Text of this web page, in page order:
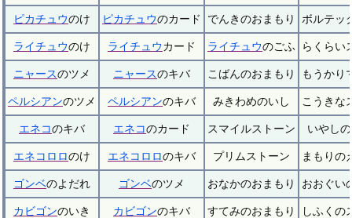
ピカチュウのけ ピカチュウのカード でんきのおまもり ボルテッ
ライチュウのけ ライチュウカード ライチュウのごふ らくらい
ニャースのツメ ニャースのキバ こばんのおまもり もうかり
ペルシアンのツメ ペルシアンのキバ みきわめのいし こうきな
エネコのキバ エネコのカード スマイルストーン いやし
エネコロロのけ エネコロロのキバ プリムストーン まもりの
ゴンベのよだれ ゴンベのツメ おなかのおまもり おおぐい
カビゴンのいき カビゴンのキバ すてみのおまもり しふくの